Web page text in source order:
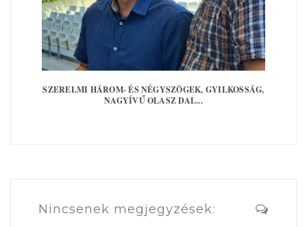
SZERELMI HÁROM- ÉS NÉGYSZÖGEK, GYILKOSSÁG,
NAGYÍVŰ OLASZ DAL...
Nincsenek megjegyzések: